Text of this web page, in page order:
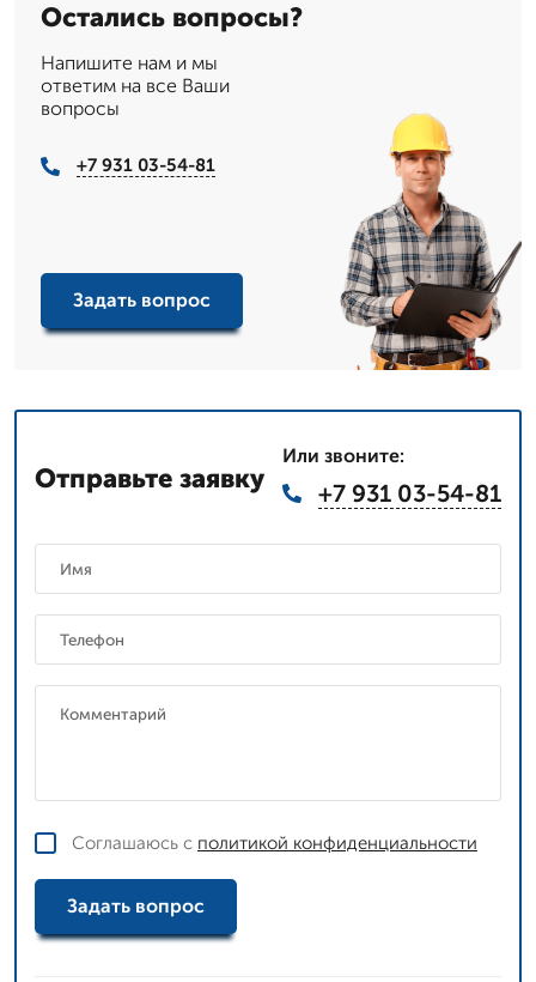
Остались вопросы?
Напишите нам и мы
ответим на все Ваши
вопросы
+7 931 03-54-81
Задать вопрос
Отправьте заявку
Или звоните:
+7 931 03-54-81
Соглашаюсь с политикой конфиденциальности
Задать вопрос